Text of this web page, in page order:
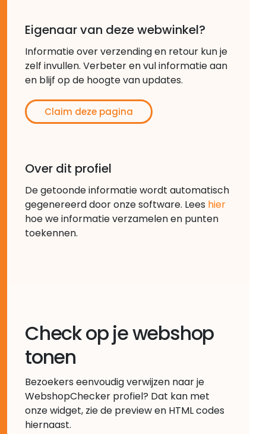
Eigenaar van deze webwinkel?
Informatie over verzending en retour kun je
zelf invullen. Verbeter en vul informatie aan
en blijf op de hoogte van updates.
Claim deze pagina
Over dit profiel
De getoonde informatie wordt automatisch
gegenereerd door onze software. Lees hier
hoe we informatie verzamelen en punten
toekennen.
Check op je webshop
tonen
Bezoekers eenvoudig verwijzen naar je
WebshopChecker profiel? Dat kan met
onze widget, zie de preview en HTML codes
hiernaast.